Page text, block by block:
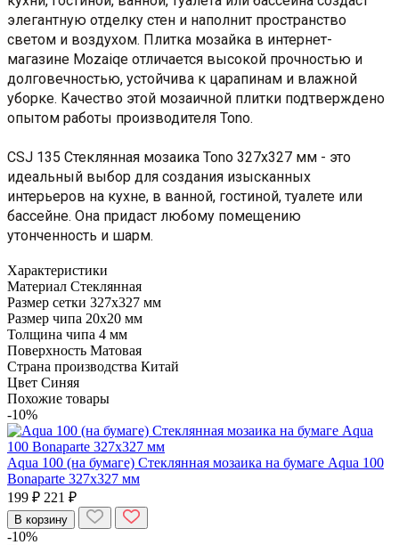
элегантную отделку стен и наполнит пространство
светом и воздухом. Плитка мозайка в интернет-
магазине Mozaiqe отличается высокой прочностью и
долговечностью, устойчива к царапинам и влажной
уборке. Качество этой мозаичной плитки подтверждено
опытом работы производителя Tono.
CSJ 135 Стеклянная мозаика Tono 327x327 мм - это
идеальный выбор для создания изысканных
интерьеров на кухне, в ванной, гостиной, туалете или
бассейне. Она придаст любому помещению
утонченность и шарм.
Характеристики
Материал Стеклянная
Размер сетки 327x327 мм
Размер чипа 20x20 мм
Толщина чипа 4 мм
Поверхность Матовая
Страна производства Китай
Цвет Синяя
Похожие товары
-10%
Aqua 100 (на бумаге) Стеклянная мозаика на бумаге Aqua 100
Bonaparte 327x327 мм
199 ₽ 221 ₽
В корзину
-10%